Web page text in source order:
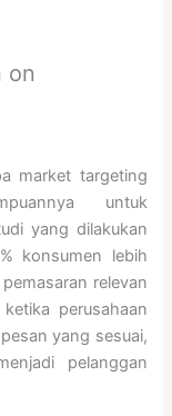
on
market targeting
untuk
yang dilakukan
konsumen lebih
relevan
perusahaan
yang sesuai,
pelanggan